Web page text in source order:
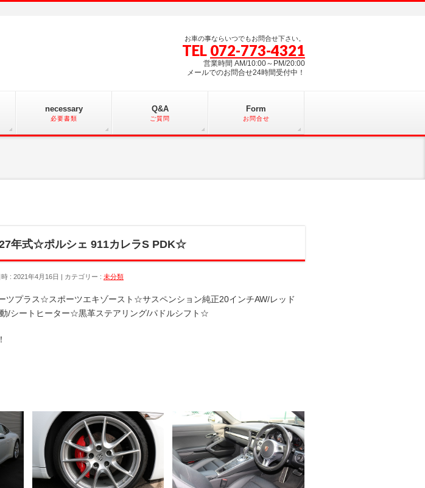
お車の事ならいつでもお問合せ下さい。
TEL 072-773-4321
営業時間 AM/10:00～PM/20:00
メールでのお問合せ24時間受付中！
necessary
必要書類
Q&A
ご質問
Form
お問合せ
年式☆ポルシェ 911カレラS PDK☆
: 2021年4月16日 カテゴリー : 未分類
ツプラス☆スポーツエキゾースト☆サスペンション純正20インチAW/レッド
/シートヒーター☆黒革ステアリング/パドルシフト☆